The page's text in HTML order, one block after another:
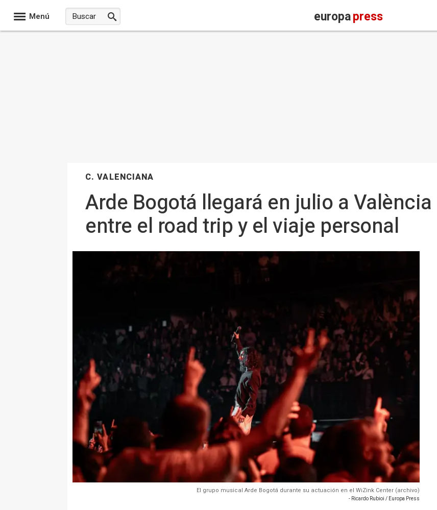
Menú europapress
C. VALENCIANA
Arde Bogotá llegará en julio a
entre el road trip y el viaje personal
El grupo musical Arde Bogotá durante su actuación en el WiZink Center (archivo)
- Ricardo Rubioi / Europa Press